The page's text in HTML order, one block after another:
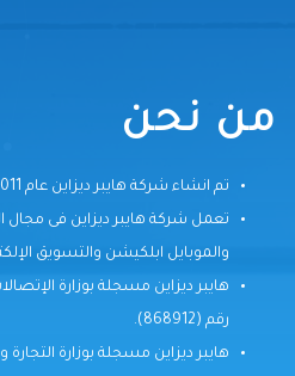
من نحن
تم انشاء شركة هايبر ديزاين عام 2011.
تعمل شركة هايبر ديزاين فى مجال
والموبايل ابلكيشن والتسويق
هايبر ديزاين مسجلة بوزارة
رقم (868912).
هايبر ديزاين مسجلة بوزارة التجارة